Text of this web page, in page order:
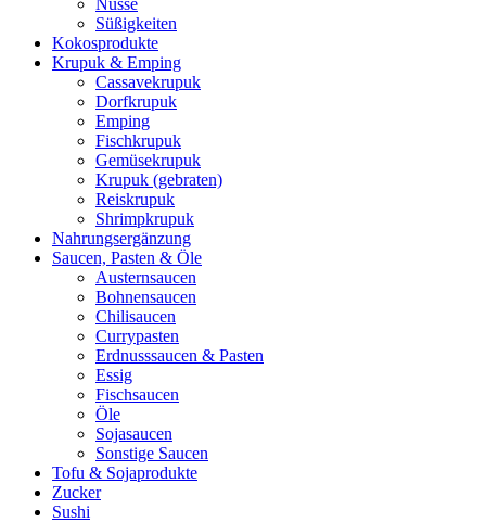
Nüsse
Süßigkeiten
Kokosprodukte
Krupuk & Emping
Cassavekrupuk
Dorfkrupuk
Emping
Fischkrupuk
Gemüsekrupuk
Krupuk (gebraten)
Reiskrupuk
Shrimpkrupuk
Nahrungsergänzung
Saucen, Pasten & Öle
Austernsaucen
Bohnensaucen
Chilisaucen
Currypasten
Erdnusssaucen & Pasten
Essig
Fischsaucen
Öle
Sojasaucen
Sonstige Saucen
Tofu & Sojaprodukte
Zucker
Sushi